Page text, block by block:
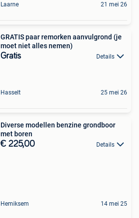
Laarne 21 mei 26
GRATIS paar remorken aanvulgrond (je
moet niet alles nemen)
Gratis Details
Hasselt 25 mei 26
Diverse modellen benzine grondboor
met boren
€ 225,00 Details
Hemiksem 14 mei 25